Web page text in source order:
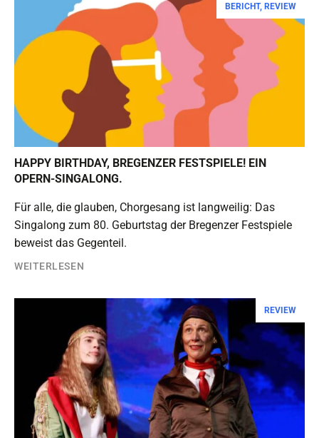
BERICHT, REVIEW
HAPPY BIRTHDAY, BREGENZER FESTSPIELE! EIN
OPERN-SINGALONG.
Für alle, die glauben, Chorgesang ist langweilig: Das
Singalong zum 80. Geburtstag der Bregenzer Festspiele
beweist das Gegenteil.
WEITERLESEN
REVIEW